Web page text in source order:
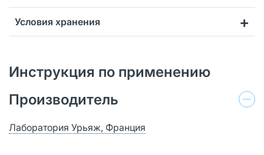
Условия хранения
Инструкция по применению
Производитель
Лаборатория Урьяж, Франция